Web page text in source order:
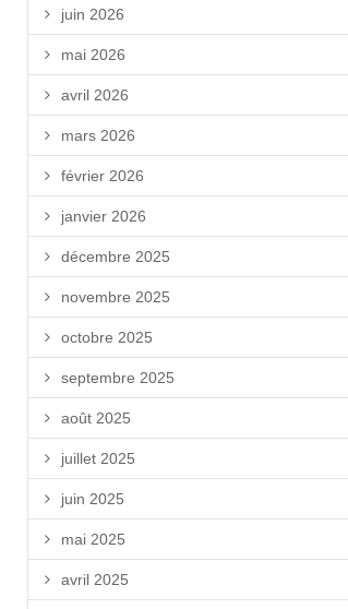
juin 2026
mai 2026
avril 2026
mars 2026
février 2026
janvier 2026
décembre 2025
novembre 2025
octobre 2025
septembre 2025
août 2025
juillet 2025
juin 2025
mai 2025
avril 2025